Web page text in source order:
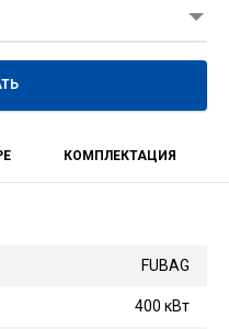
КОМПЛЕКТАЦИЯ
FUBAG
400 кВт